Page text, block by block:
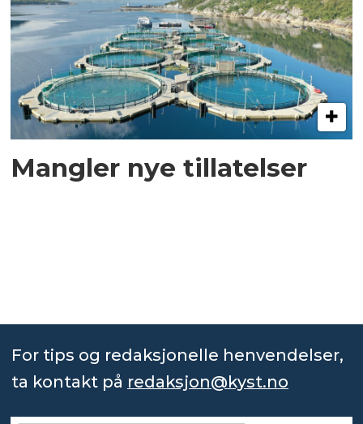
Mangler nye tillatelser
For tips og redaksjonelle henvendelser,
ta kontakt på redaksjon@kyst.no